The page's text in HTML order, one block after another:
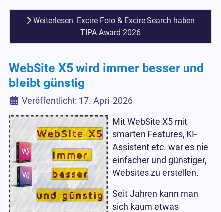
Weiterlesen: Excire Foto & Excire Search haben
TIPA Award 2026
WebSite X5 wird immer besser und
bleibt günstig
Details
Veröffentlicht: 17. April 2026
Mit WebSite X5 mit
smarten Features, KI-
Assistent etc. war es nie
einfacher und günstiger,
Websites zu erstellen.
Seit Jahren kann man
sich kaum etwas